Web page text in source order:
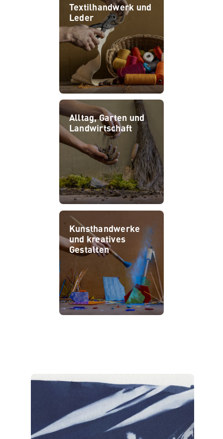
Textilhandwerk und
Leder
Alltag, Garten und
Landwirtschaft
Kunsthandwerke
und kreatives
Gestalten